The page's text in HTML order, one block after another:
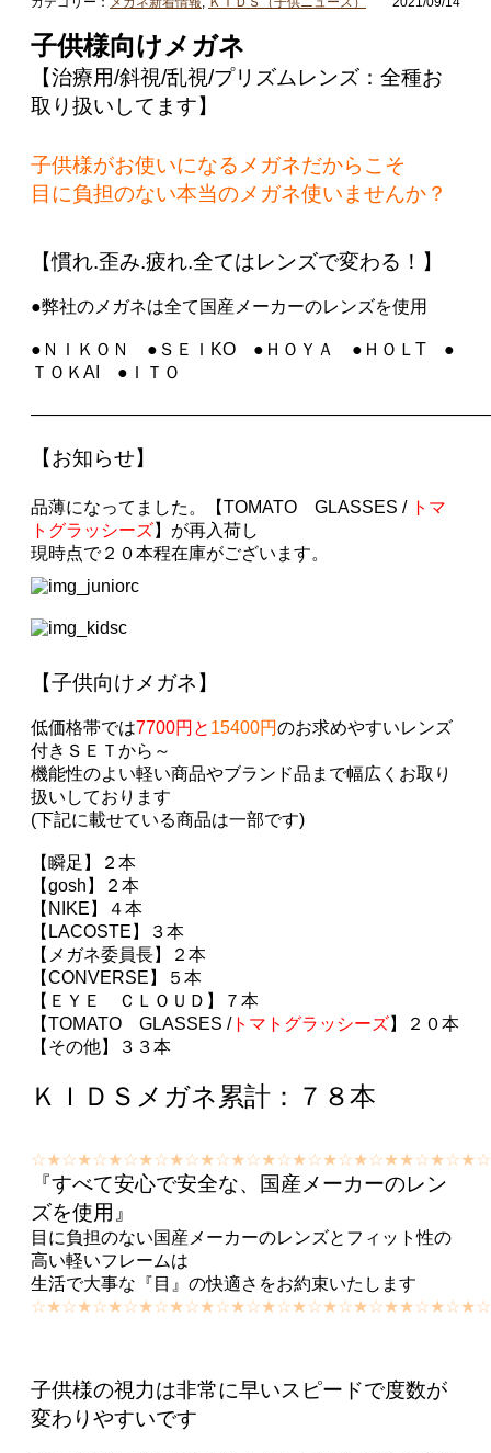
子供様向けメガネ
【治療用/斜視/乱視/プリズムレンズ：全種お
取り扱いしてます】
子供様がお使いになるメガネだからこそ
目に負担のない本当のメガネ使いませんか？
【慣れ.歪み.疲れ.全てはレンズで変わる！】
●弊社のメガネは全て国産メーカーのレンズを使用
●ＮＩＫＯＮ ●ＳＥＩKO ●ＨＯＹＡ ●ＨＯＬT ●
ＴＯＫAI ●ＩＴＯ
【お知らせ】
品薄になってました。 【TOMATO GLASSES/ トマ
トグラッシーズ】 が再入荷し
現時点で２０本程在庫がございます。
【子供向けメガネ】
低価格帯では7700円と 15400円のお求めやすいレンズ
付きＳＥＴから～
機能性のよい軽い商品やブランド品まで幅広くお取り
扱いしております
(下記に載せている商品は一部です)
【瞬足】２本
【gosh】２本
【NIKE】４本
【LACOSTE】３本
【メガネ委員長】２本
【CONVERSE】５本
【ＥＹＥ ＣＬＯＵＤ】７本
【TOMATO GLASSES /トマトグラッシーズ】
２０本
【 その他】３３本
ＫＩＤＳメガネ累計：７８本
『すべて安心で安全な、国産メーカーのレン
ズを使用』
目に負担のない国産メーカーのレンズとフィット性の
高い軽いフレームは
生活で大事な『目』の快適さをお約束いたします
子供様の視力は非常に早いスピードで度数が
変わりやすいです